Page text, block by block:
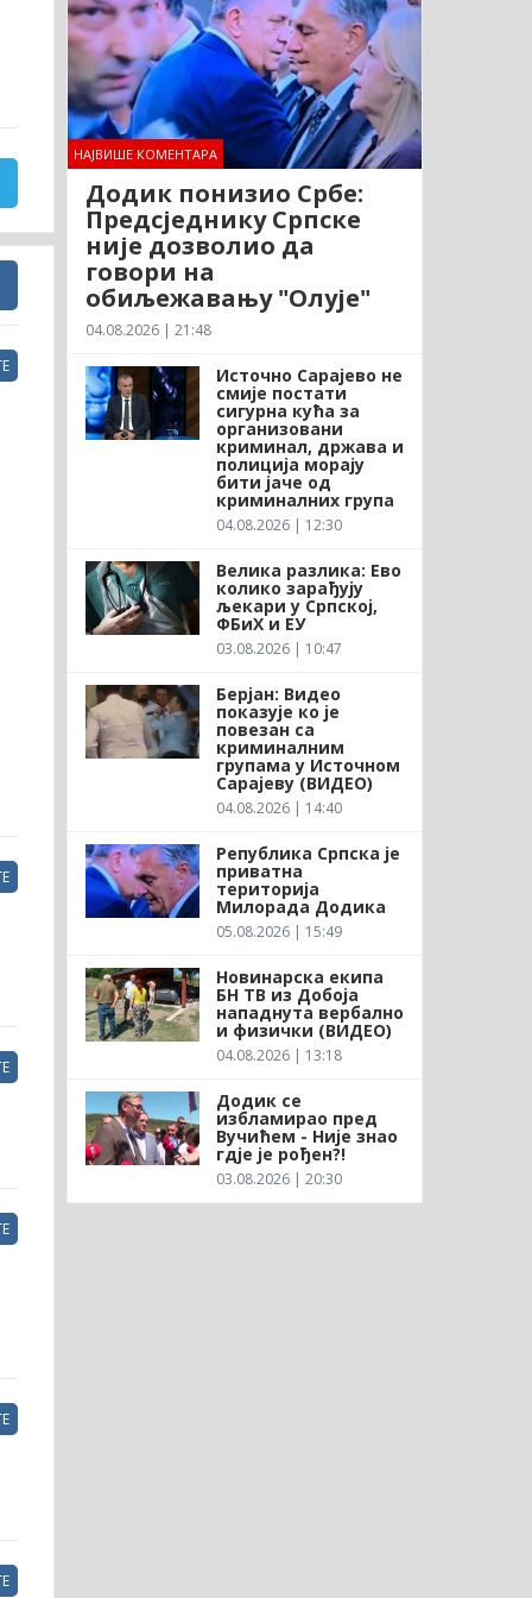
НАЈВИШЕ КОМЕНТАРА
Додик понизио Србе:
Предсједнику Српске
није дозволио да
говори на
обиљежавању "Олује"
04.08.2026 | 21:48
Источно Сарајево не
смије постати
сигурна кућа за
организовани
криминал, држава и
полиција морају
бити јаче од
криминалних група
04.08.2026 | 12:30
Велика разлика: Ево
колико зарађују
љекари у Српској,
ФБиХ и ЕУ
03.08.2026 | 10:47
Берјан: Видео
показује ко је
повезан са
криминалним
групама у Источном
Сарајеву (ВИДЕО)
04.08.2026 | 14:40
Република Српска је
приватна
територија
Милорада Додика
05.08.2026 | 15:49
Новинарска екипа
БН ТВ из Добоја
нападнута вербално
и физички (ВИДЕО)
04.08.2026 | 13:18
Додик се
избламирао пред
Вучићем - Није знао
гдје је рођен?!
03.08.2026 | 20:30